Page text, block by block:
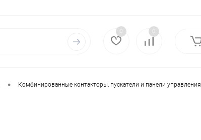
0 0
• Комбинированные контакторы, пускатели и панели управления